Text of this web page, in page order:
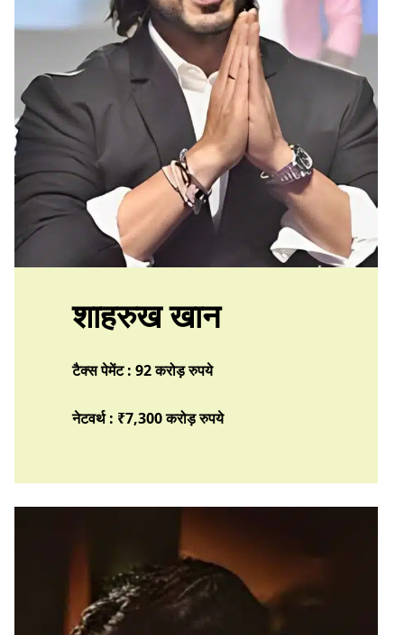
शाहरुख खान
टैक्स पेमेंट : 92 करोड़ रुपये
नेटवर्थ : ₹7,300 करोड़रुपये